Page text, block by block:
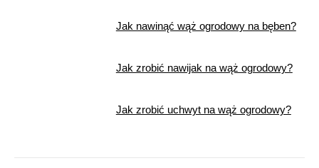
Jak nawinąć wąż ogrodowy na bęben?
Jak zrobić nawijak na wąż ogrodowy?
Jak zrobić uchwyt na wąż ogrodowy?